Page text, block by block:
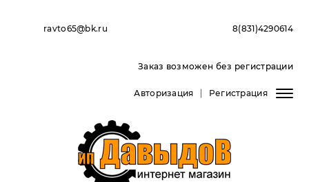
ravto65@bk.ru 8(831)4290614
Заказ возможен без регистрации
Авторизация Регистрация